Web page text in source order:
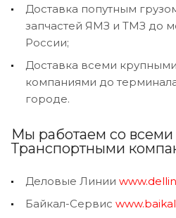
Доставка попутным
запчастей ЯМЗ и ТМЗ до
России;
Доставка всеми
компаниями до
городе.
Мы работаем со
Транспортными
Деловые Линии
Байкал-Сервис